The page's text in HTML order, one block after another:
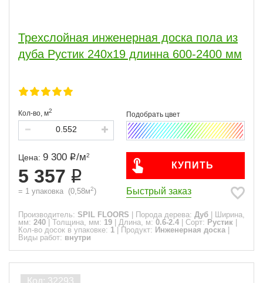
Трехслойная инженерная доска пола из
дуба Рустик 240х19 длинна 600-2400 мм
Кол-во, м2
Цена: 9 300 /м2
5 357
= 1 упаковка (0,58м2)
КУПИТЬ
Быстрый заказ
Производитель: SPIL FLOORS Порода дерева: Дуб
Ширина,
мм: 240 Толщина, мм: 19 Длина, м: 0.6-2.4 Сорт: Рустик
Кол-во досок в упаковке: 1 Продукт: Инженерная доска
Виды работ: внутри